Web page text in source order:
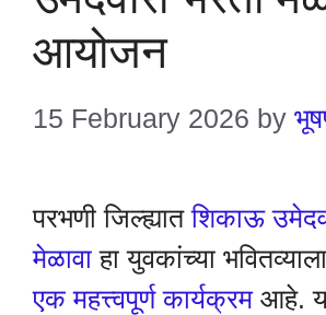
आयोजन
15 February 2026 by
परभणी जिल्ह्यातशिकाऊ
मेळावा हा युवकांच्या
एक महत्त्वपूर्ण कार्यक्रमआहे.